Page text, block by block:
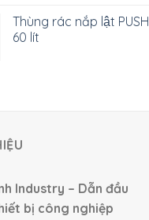
Thùng rác nắp lật PUSH
60 lít
Industry – Dẫn đầu
bị công nghiệp